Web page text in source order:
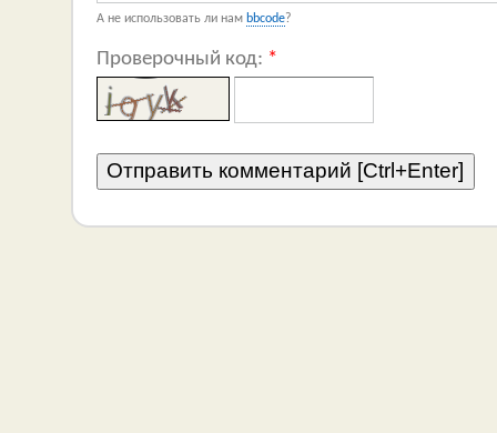
А не использовать ли нам bbcode?
Проверочный код: *